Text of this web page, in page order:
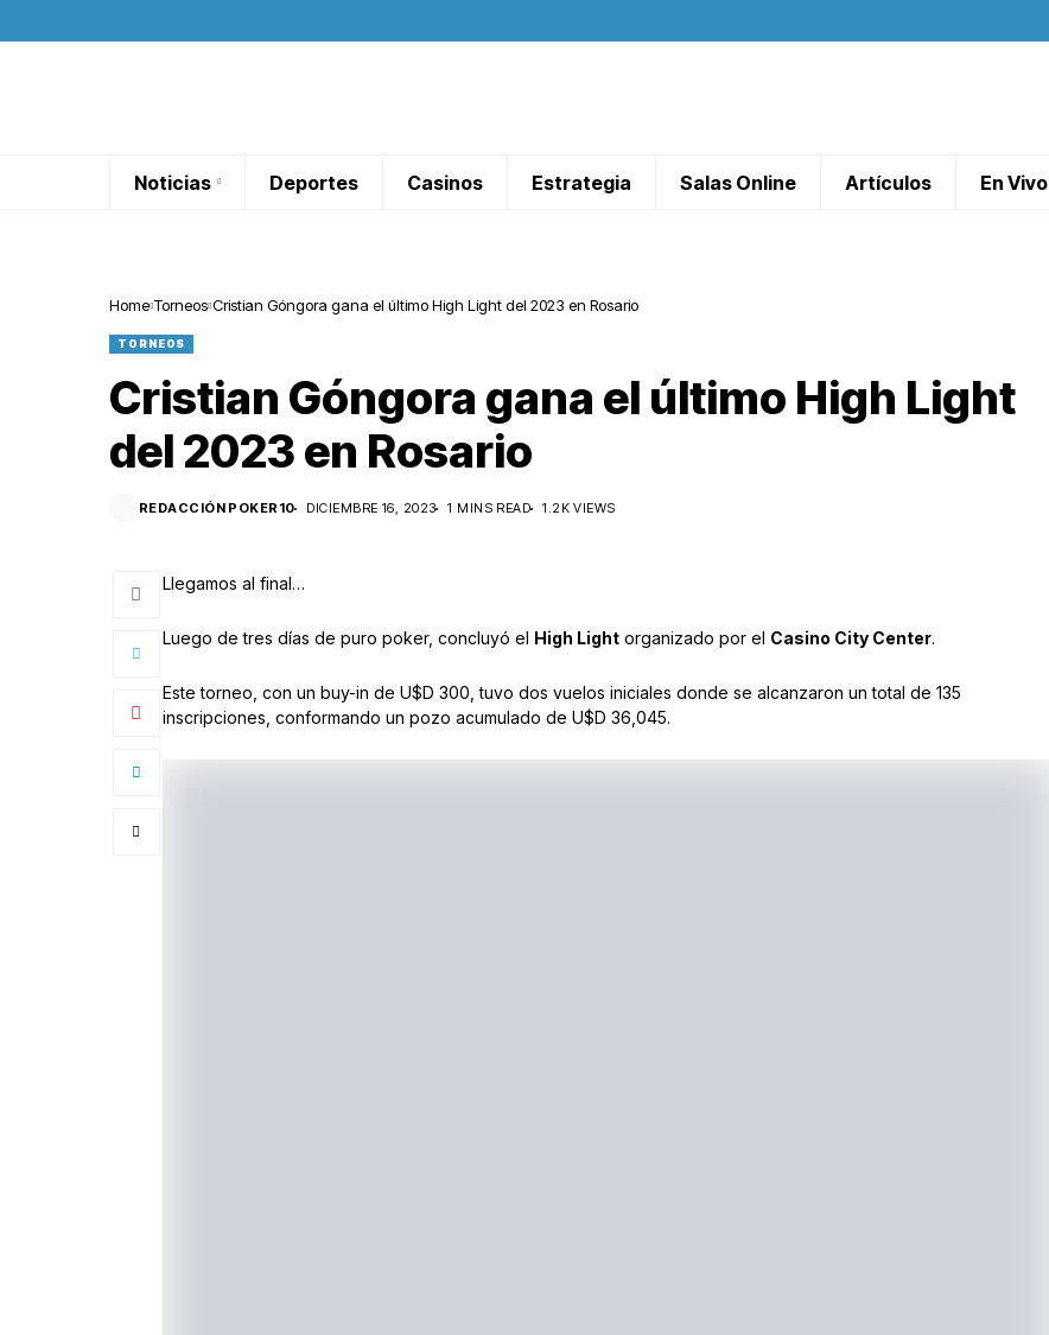
Noticias Deportes Casinos Estrategia Salas Online Artículos En Vivo
Home Torneos Cristian Góngora gana el último High Light del 2023 en Rosario
TORNEOS
Cristian Góngora gana el último High Light
del 2023 en Rosario
REDACCIÓN POKER10 DICIEMBRE 16, 2023 1 MINS READ 1.2K VIEWS
Llegamos al final…
Luego de tres días de puro poker, concluyó el High Light organizado por el Casino City Center.
Este torneo, con un buy-in de U$D 300, tuvo dos vuelos iniciales donde se alcanzaron un total de 135
inscripciones, conformando un pozo acumulado de U$D 36,045.